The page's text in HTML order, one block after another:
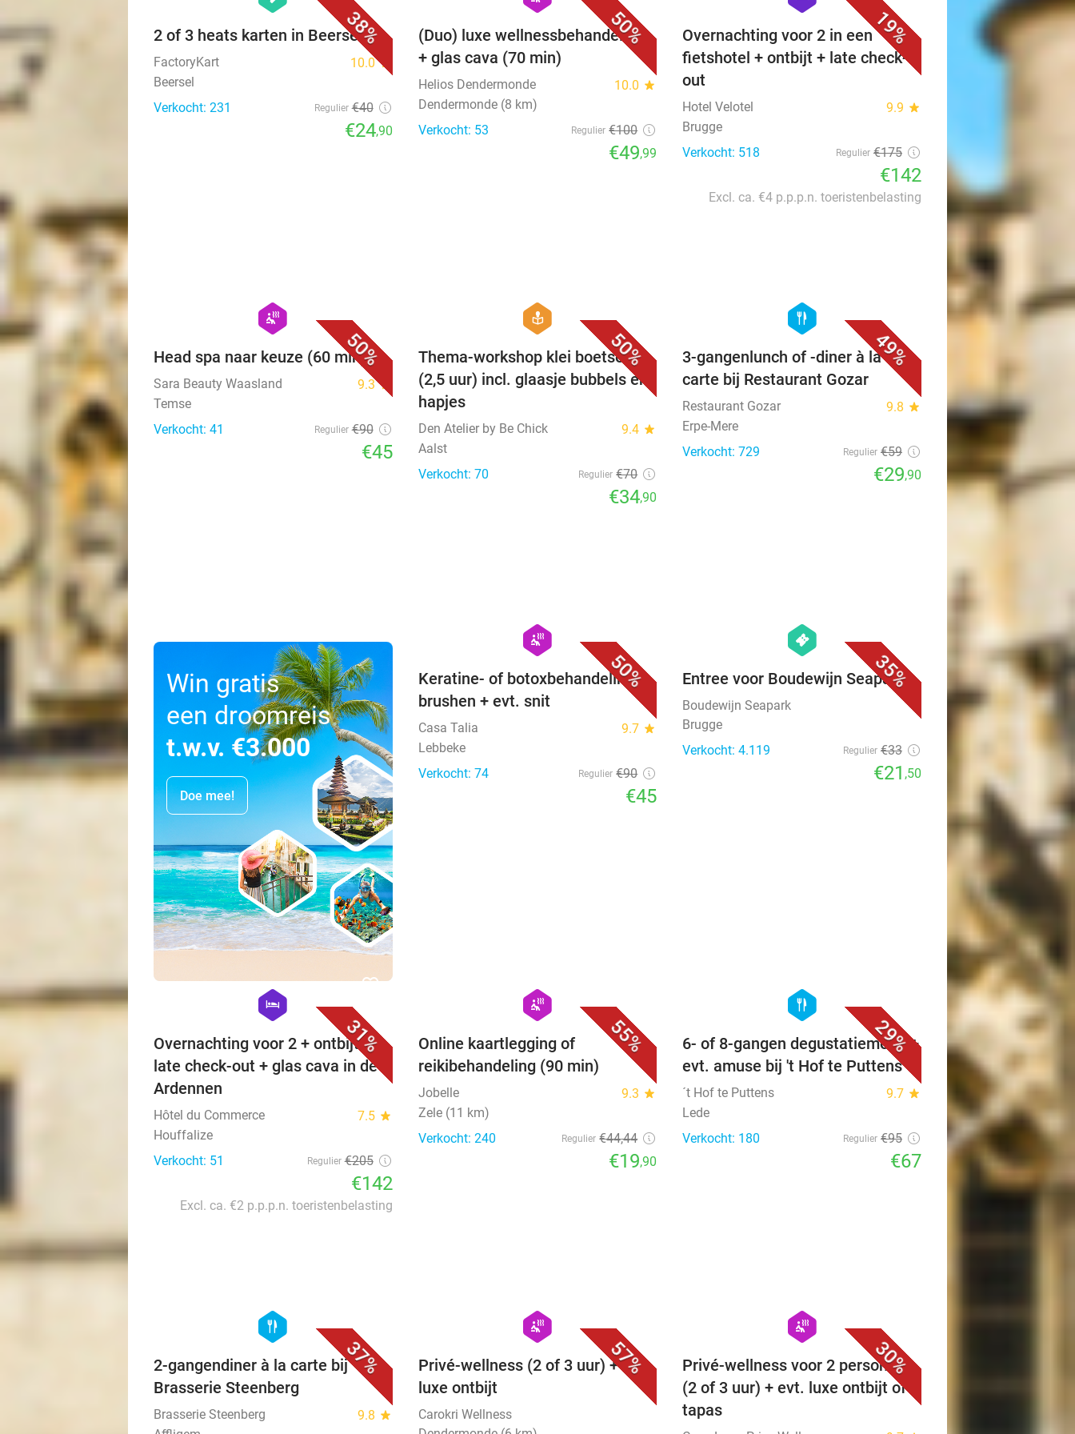
38%
2 of 3 heats karten in Beersel
FactoryKart 10.0star
Beersel
Verkocht: 231
Regulier €40
€24,90
50%
(Duo) luxe wellnessbehandeling
+ glas cava (70 min)
Helios Dendermonde 10.0 star
Dendermonde (8 km)
Verkocht: 53
Regulier €100
€49,99
19%
Overnachting voor 2 in een
fietshotel + ontbijt + late check-
out
Hotel Velotel 9.9 star
Brugge
Verkocht: 518
Regulier €175
€142
Excl. ca. €4 p.p.p.n. toeristenbelasting
50%
hexagon
wellness
Head spa naar keuze (60 min)
Sara Beauty Waasland 9.3star
Temse
Verkocht: 41
Regulier €90
€45
50%
hexagon
course
Thema-workshop klei boetseren
(2,5 uur) incl. glaasje bubbels en
hapjes
Den Atelier by Be Chick 9.4 star
Aalst
Verkocht: 70
Regulier €70
€34,90
49%
hexagon
food
3-gangenlunch of -diner à la
carte bij Restaurant Gozar
Restaurant Gozar 9.8 star
Erpe-Mere
Verkocht: 729
Regulier €59
€29,90
Win gratis
een droomreis
t.w.v. €3.000
Doe mee!
50%
hexagon
wellness
Keratine- of botoxbehandeling +
brushen + evt. snit
Casa Talia 9.7 star
Lebbeke
Verkocht: 74
Regulier €90
€45
35%
hexagon
events
Entree voor Boudewijn Seapark
Boudewijn Seapark
Brugge
Verkocht: 4.119
Regulier €33
€21 ,50
31%
favorite_border
hexagon
hotel
Overnachting voor 2 + ontbijt +
late check-out + glas cava in de
Ardennen
Hôtel du Commerce 7.5 star
Houffalize
Verkocht: 51
Regulier €205
€142
Excl. ca. €2 p.p.p.n. toeristenbelasting
55%
hexagon
wellness
Online kaartlegging of
reikibehandeling (90 min)
Jobelle 9.3 star
Zele (11 km)
Verkocht: 240
Regulier €44,44
€19,90
29%
hexagon
food
6- of 8-gangen degustatiemenu +
evt. amuse bij 't Hof te Puttens
´t Hof te Puttens 9.7 star
Lede
Verkocht: 180
Regulier €95
€67
37%
hexagon
food
2-gangendiner à la carte bij
Brasserie Steenberg
Brasserie Steenberg 9.8 star
57%
hexagon
wellness
Privé-wellness (2 of 3 uur) + evt.
luxe ontbijt
Carokri Wellness
30%
hexagon
wellness
Privé-wellness voor 2 personen
(2 of 3 uur) + evt. luxe ontbijt of
tapas